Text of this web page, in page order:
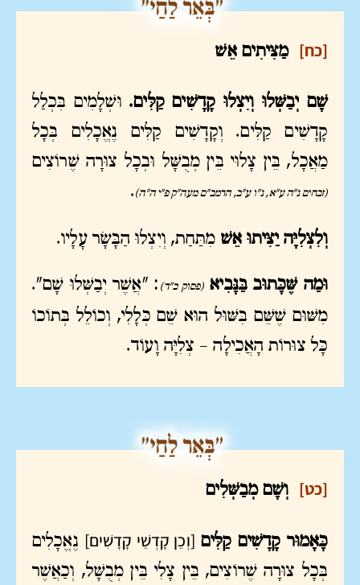
[כח] מַצִּיתִים אֵשׁ
שָׁם יְבַשְּׁלוּ וְיִצְלוּ קָדָשִׁים קַלִּים.וּשְׁלָמִים בִּכְלַל
קָדָשִׁים קַלִּים. וְקָדָשִׁים קַלִּים נֶאֱכָלִים בְּכָל
מַאֲכָל, בֵּין צָלוּי בֵּין מְבֻשָּׁל וּבְכָל צוּרָה שֶׁרוֹצִים
(זבחים נ"ה ע"א, נ"ו ע"ב, הרמב"ם מעה"ק פ"י ה"ה).
וְלִצְלִיָּה יַצִּיתוּ אֵשׁ מִתַּחַת, וְיִצְלוּ הַבָּשָׂר עָלָיו.
וּמַה שֶּׁכָּתוּב בַּנָּבִיא (פסוק כ"ד) : "אֲשֶׁר יְבַשְּׁלוּ שָׁם".
מִשּׁוּם שֶׁשֵּׁם בִּשּׁוּל הוּא שֵׁם כְּלָלִי, וְכוֹלֵל בְּתוֹכוֹ
כָּל צוּרוֹת הָאֲכִילָה – צְלִיָּה וָעוֹד.
[כט] וְשָׁם מְבַשְּׁלִים
כָּאָמוּר קָדָשִׁים קַלִּים [וְכֵן קָדְשֵׁי קָדָשִׁים] נֶאֱכָלִים
בְּכָל צוּרָה שֶׁרוֹצִים, בֵּין צָלִי בֵּין מְבֻשָּׁל, וְכַאֲשֶׁר